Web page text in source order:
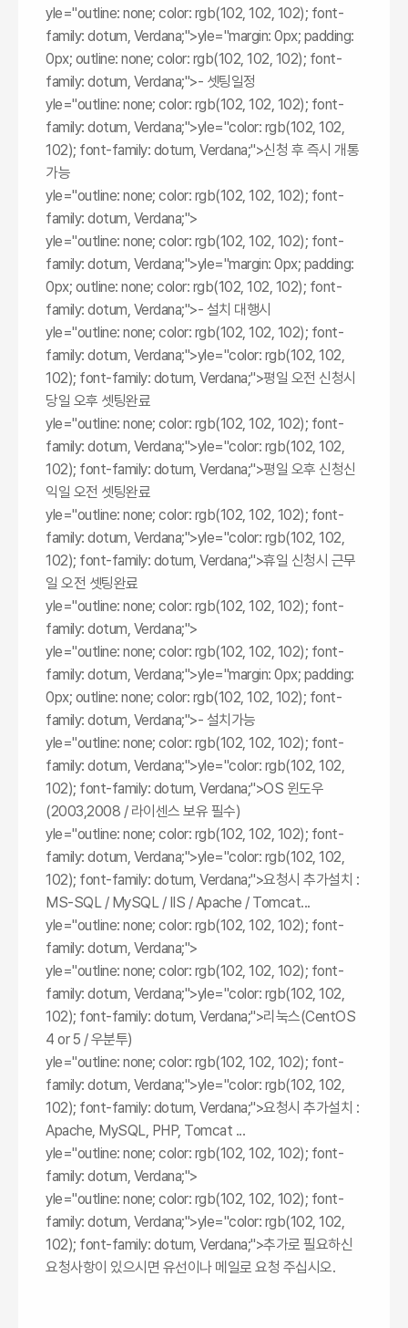
yle="outline: none; color: rgb(102, 102, 102); font-
family: dotum, Verdana;">yle="margin: 0px; padding:
0px; outline: none; color: rgb(102, 102, 102); font-
family: dotum, Verdana;">- 셋팅일정
yle="outline: none; color: rgb(102, 102, 102); font-
family: dotum, Verdana;">yle="color: rgb(102, 102,
102); font-family: dotum, Verdana;">신청 후 즉시 개통
가능
yle="outline: none; color: rgb(102, 102, 102); font-
family: dotum, Verdana;">
yle="outline: none; color: rgb(102, 102, 102); font-
family: dotum, Verdana;">yle="margin: 0px; padding:
0px; outline: none; color: rgb(102, 102, 102); font-
family: dotum, Verdana;">- 설치 대행시
yle="outline: none; color: rgb(102, 102, 102); font-
family: dotum, Verdana;">yle="color: rgb(102, 102,
102); font-family: dotum, Verdana;">평일 오전 신청시
당일 오후 셋팅완료
yle="outline: none; color: rgb(102, 102, 102); font-
family: dotum, Verdana;">yle="color: rgb(102, 102,
102); font-family: dotum, Verdana;">평일 오후 신청신
익일 오전 셋팅완료
yle="outline: none; color: rgb(102, 102, 102); font-
family: dotum, Verdana;">yle="color: rgb(102, 102,
102); font-family: dotum, Verdana;">휴일 신청시 근무
일 오전 셋팅완료
yle="outline: none; color: rgb(102, 102, 102); font-
family: dotum, Verdana;">
yle="outline: none; color: rgb(102, 102, 102); font-
family: dotum, Verdana;">yle="margin: 0px; padding:
0px; outline: none; color: rgb(102, 102, 102); font-
family: dotum, Verdana;">- 설치가능
yle="outline: none; color: rgb(102, 102, 102); font-
family: dotum, Verdana;">yle="color: rgb(102, 102,
102); font-family: dotum, Verdana;">OS 윈도우
(2003,2008 / 라이센스 보유 필수)
yle="outline: none; color: rgb(102, 102, 102); font-
family: dotum, Verdana;">yle="color: rgb(102, 102,
102); font-family: dotum, Verdana;">요청시 추가설치 :
MS-SQL / MySQL / IIS / Apache / Tomcat...
yle="outline: none; color: rgb(102, 102, 102); font-
family: dotum, Verdana;">
yle="outline: none; color: rgb(102, 102, 102); font-
family: dotum, Verdana;">yle="color: rgb(102, 102,
102); font-family: dotum, Verdana;">리눅스(CentOS
4 or 5 / 우분투)
yle="outline: none; color: rgb(102, 102, 102); font-
family: dotum, Verdana;">yle="color: rgb(102, 102,
102); font-family: dotum, Verdana;">요청시 추가설치 :
Apache, MySQL, PHP, Tomcat ...
yle="outline: none; color: rgb(102, 102, 102); font-
family: dotum, Verdana;">
yle="outline: none; color: rgb(102, 102, 102); font-
family: dotum, Verdana;">yle="color: rgb(102, 102,
102); font-family: dotum, Verdana;">추가로 필요하신
요청사항이 있으시면 유선이나 메일로 요청 주십시오.